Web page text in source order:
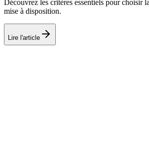
Découvrez les critères essentiels pour choisir
mise à disposition.
Lire l'article